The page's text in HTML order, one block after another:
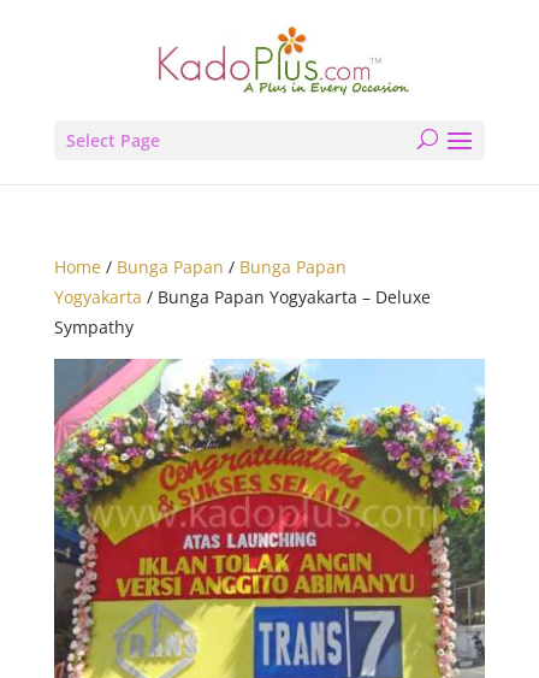
Select Page
Home/ Bunga Papan / Bunga Papan
Yogyakarta / Bunga Papan Yogyakarta – Deluxe
Sympathy